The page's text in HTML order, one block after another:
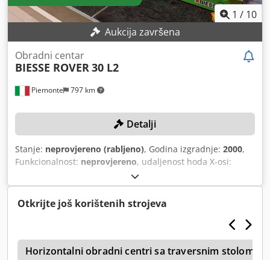
1 / 10
Aukcija završena
Piemonte 797 km
Obradni centar
BIESSE ROVER30 L2
Detalji
Stanje: neprovjereno (rabljeno), Godina izgradnje: 2000,
Funkcionalnost: neprovjereno, udaljenost hoda X-osi:
1.560 mm
m/min, brzina posmaka Y-osi:60 m/min, maksimalna
brzina okretanja:20.000 okret/min,
Otkrijte još korištenih strojeva
Horizontalni obradni centri sa traversnim stolom